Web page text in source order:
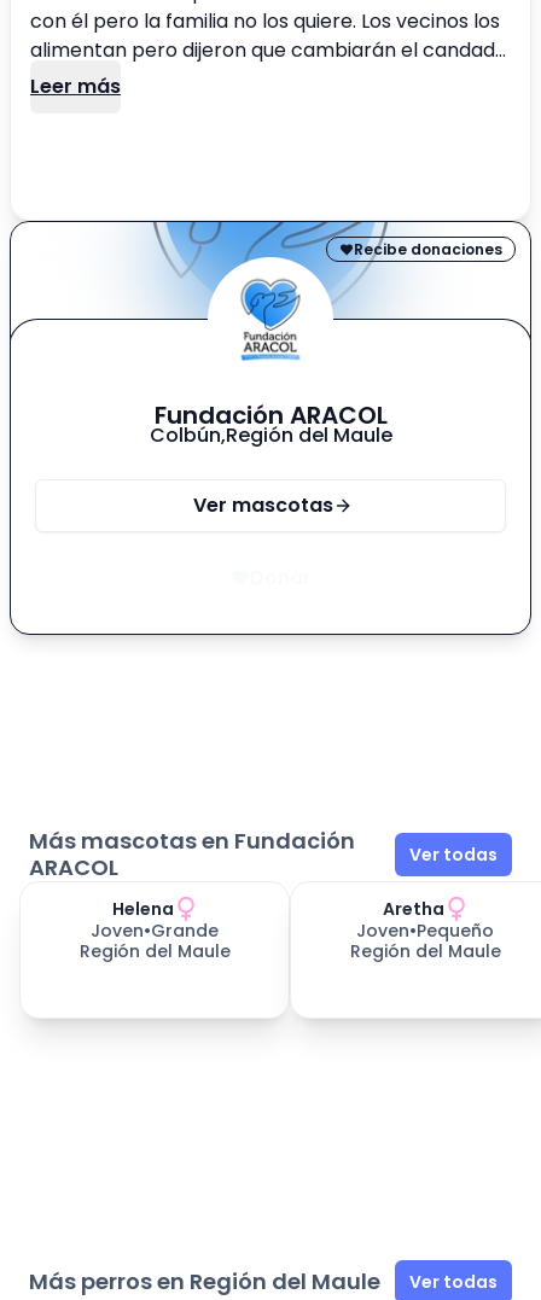
con él pero la familia no los quiere. Los vecinos los
alimentan pero dijeron que cambiarán el candado
y lo más probable es que los tiren a la calle. Rey es
que mejore pronto.
Leer más
Recibe donaciones
Fundación ARACOL
Colbún,Región del Maule
Ver mascotas
Más mascotas en Fundación
ARACOL
Ver todas
Helena
Joven•Grande
Región del Maule
Aretha
Joven•Pequeño
Región del Maule
Más perros en Región del Maule Ver todas